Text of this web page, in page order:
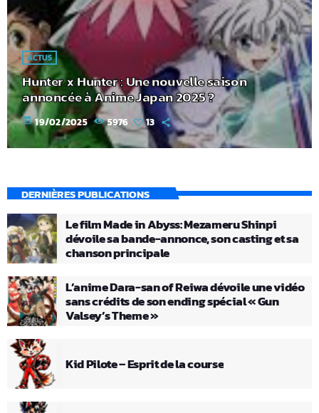
ACTUS
Hunter x Hunter : Une nouvelle saison
annoncée à Anime Japan 2025 ?
today 19/02/2025 5976 13
DERNIÈRES PUBLICATIONS
Le film Made in Abyss: Mezameru Shinpi
dévoile sa bande-annonce, son casting et sa
chanson principale
L’anime Dara-san of Reiwa dévoile une vidéo
sans crédits de son ending spécial « Gun
Valsey’s Theme »
Kid Pilote – Esprit de la course